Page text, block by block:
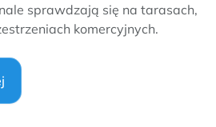
sprawdzają się na tarasach,
komercyjnych.